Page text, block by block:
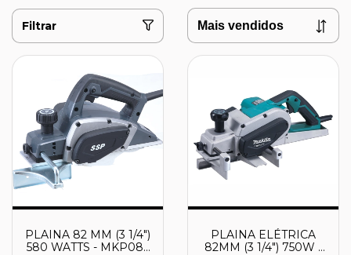
Filtrar
PLAINA 82 MM (3 1/4")
580 WATTS - MKP082
PLAINA ELÉTRICA
82MM (3 1/4") 750W -